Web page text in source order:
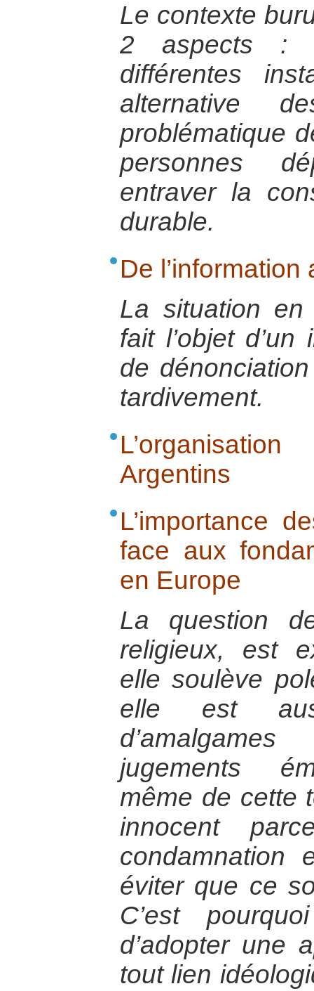
Le contexte
2 aspects :
différentes
alternative
problématique
personnes
entraver la
durable.
De
La situation
fait l’objet d’un
de
tardivement.
Argentins
L’importance
face aux
en Europe
La question
religieux, est
elle soulève
elle est
jugements
même de cette
innocent
éviter que ce
C’est
d’adopter une
tout lien